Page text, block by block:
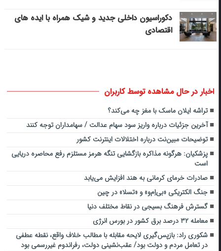
دکوراسیون داخلی جدید و شیک همراه با ایده های
اقتصادی
اخبار در حال مشاهده توسط کاربران
تراشه‌ ایلان ماسک با مغز چه می‌کند؟
آخرین جزئیات درباره واریز سود سهام عدالت / سهامداران توجه کنند
توضیحات مبین‌نت درباره اختلالات اینترنت کشور
پزشکیان: هرگونه مذاکره بازگشایی تنگه هرمز مستلزم رفع محاصره دریایی
است
صادرات خرمای کرمانی به هند افزایش می‌یابد
جنگ الکتریکی «بی‌اِم‌و» و «تسلا» در چین
گسترش فرهنگ بسیجی در نقاط مختلف دنیا
معامله ۳۲ درصد برق کشور در بورس انرژی
شکوری راد: بازپس‌گیری لایحه مقابله با مطالب خلاف واقع، نقطه عطفی
در تعامل مردم و دولت بود/ عقب‌نشینی دولت، رفراندوم غیررسمی بود